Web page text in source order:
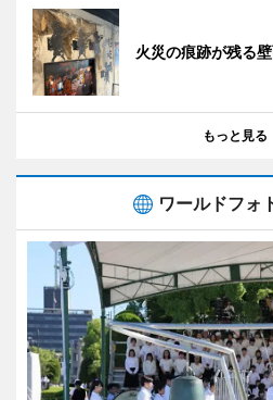
火災の痕跡が残る
もっと見る
ワールドフォ